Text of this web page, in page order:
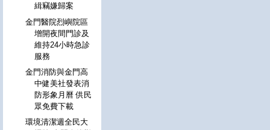
緝竊嫌歸案
金門醫院烈嶼院區
增開夜間門診及
維持24小時急診
服務
金門消防與金門高
中健美社發表消
防形象月曆 供民
眾免費下載
環境清潔週全民大